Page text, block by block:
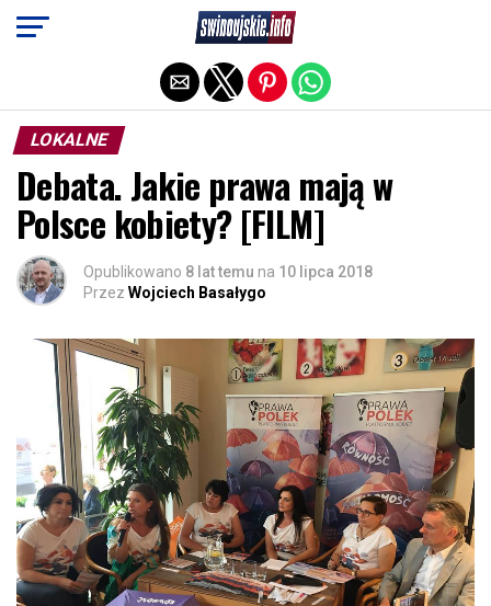
LOKALNE
Debata. Jakie prawa mają w
Polsce kobiety? [FILM]
Opublikowano 8 lat temu na 10 lipca 2018
Przez Wojciech Basałygo
Exit mobile version